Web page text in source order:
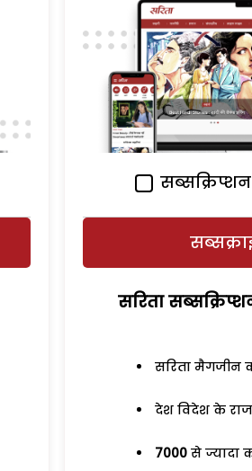
सरिता
सरिता मैगजीन
देश विदेश के
7000 से ज्यादा